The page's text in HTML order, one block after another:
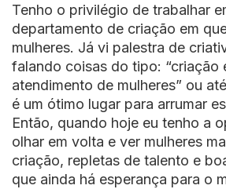
Tenho o privilégio de trabalhar
departamento de criação em
mulheres. Já vi palestra de
falando coisas do tipo: “criação
atendimento de mulheres” ou
é um ótimo lugar para arrumar
Então, quando hoje eu tenho a
olhar em volta e ver mulheres
criação, repletas de talento e
que ainda há esperança para o